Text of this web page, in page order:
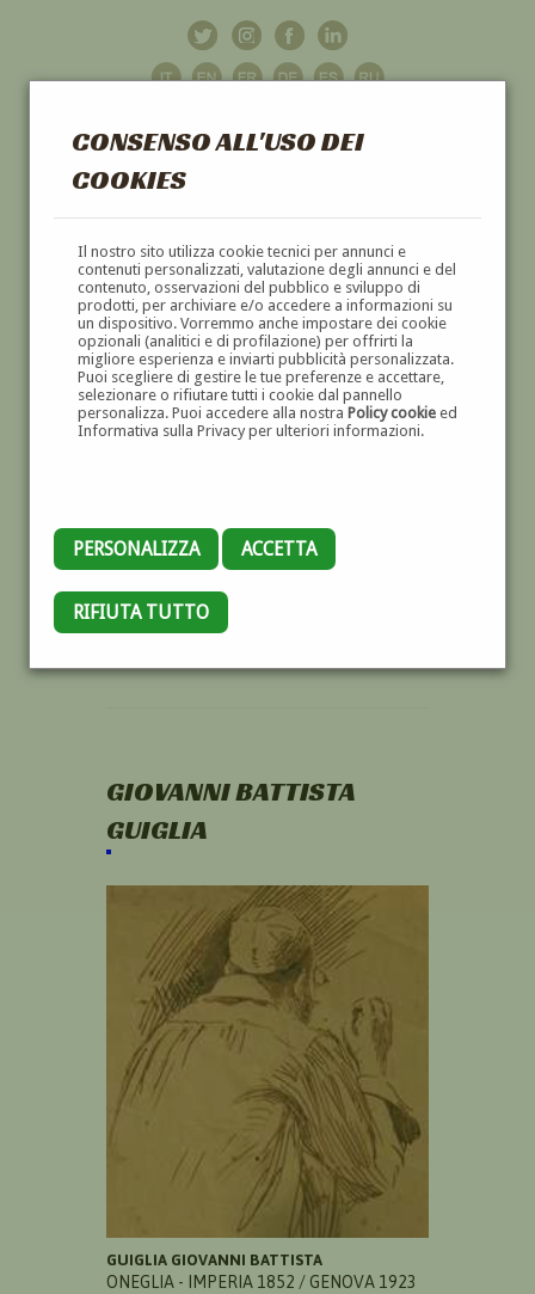
CONSENSO ALL'USO DEI
COOKIES
Il nostro sito utilizza cookie tecnici per annunci e
contenuti personalizzati, valutazione degli annunci e del
contenuto, osservazioni del pubblico e sviluppo di
prodotti, per archiviare e/o accedere a informazioni su
un dispositivo. Vorremmo anche impostare dei cookie
opzionali (analitici e di profilazione) per offrirti la
migliore esperienza e inviarti pubblicità personalizzata.
Puoi scegliere di gestire le tue preferenze e accettare,
selezionare o rifiutare tutti i cookie dal pannello
personalizza. Puoi accedere alla nostra Policy cookieed
Informativa sulla Privacy per ulteriori informazioni.
PERSONALIZZA ACCETTA
RIFIUTA TUTTO
GALLERIAD'ARTE
DIPINTI E SCULTURE '800 E '900
GIOVANNI BATTISTA
GUIGLIA
GUIGLIA GIOVANNI BATTISTA
ONEGLIA - IMPERIA 1852 / GENOVA 1923